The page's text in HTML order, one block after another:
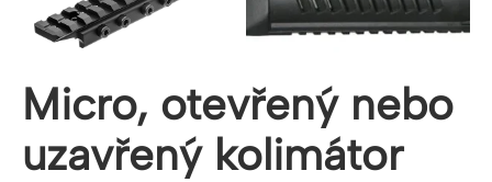
Micro, otevřený nebo
uzavřený kolimátor